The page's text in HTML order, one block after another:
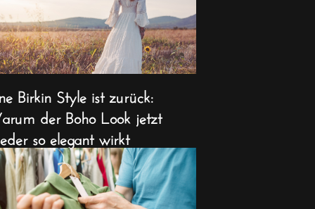
Birkin Style ist zurück:
der Boho Look jetzt
so elegant wirkt